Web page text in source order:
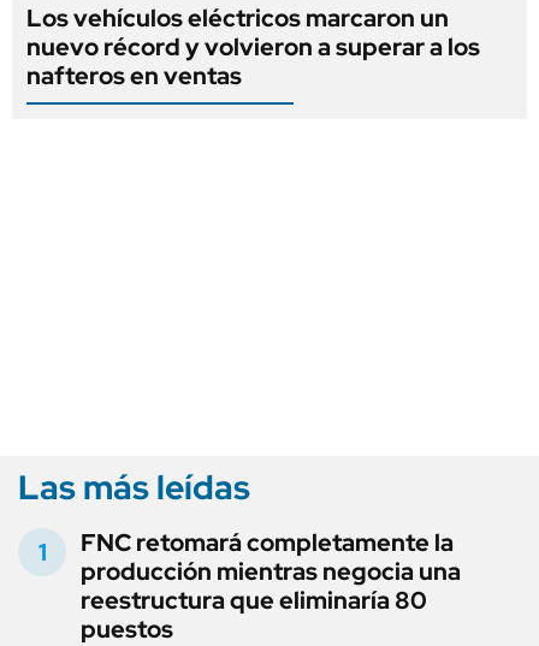
Los vehículos eléctricos marcaron un
nuevo récord y volvieron a superar a los
nafteros en ventas
Las más leídas
FNC retomará completamente la
producción mientras negocia una
reestructura que eliminaría 80
puestos